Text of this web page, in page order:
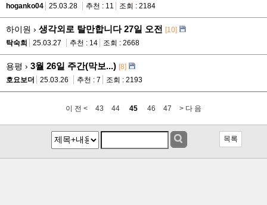
hoganko04
25.03.28 추천 : 11 조회 : 2184
하이원 › 생각외로 탈만합니다 27일 오전 [10]
탁숙희
25.03.27 추천 : 14 조회 : 2668
용평 › 3월 26일 주간(막보...) [8]
호요보더
25.03.26 추천 : 7 조회 : 2193
이 전 < 43 44 45 46 47 > 다 음
목록